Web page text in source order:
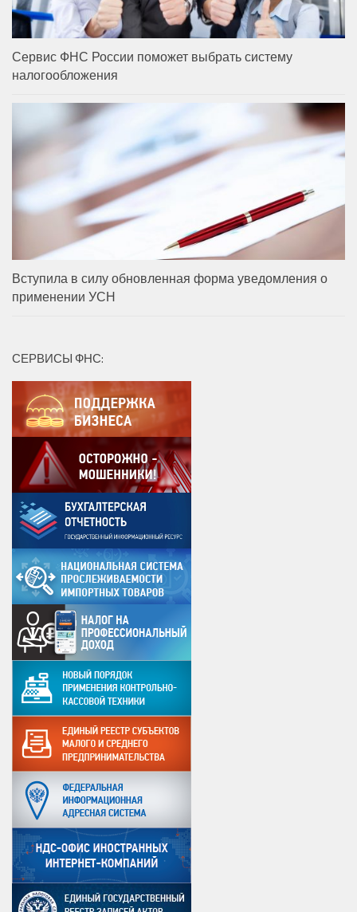
Сервис ФНС России поможет выбрать систему
налогообложения
Вступила в силу обновленная форма уведомления о
применении УСН
СЕРВИСЫ ФНС: